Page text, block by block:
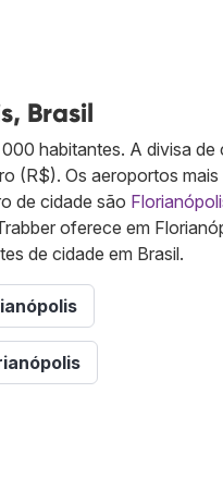
Brasil
habitantes. A divisa de
(R$). Os aeroportos mais
de cidade são
oferece em
de cidade em Brasil.